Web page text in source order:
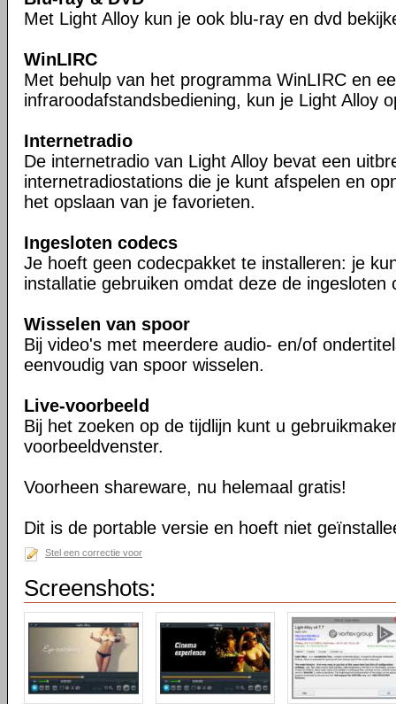
Met Light Alloy kun je ook blu-ray en dvd
WinLIRC
Met behulp van het programma WinLIRC en
infraroodafstandsbediening, kun je Light Alloy
Internetradio
De internetradio van Light Alloy bevat een
internetradiostations die je kunt afspelen en
het opslaan van je favorieten.
Ingesloten codecs
Je hoeft geen codecpakket te installeren: je
installatie gebruiken omdat deze de ingesloten
Wisselen van spoor
Bij video's met meerdere audio- en/of
eenvoudig van spoor wisselen.
Live-voorbeeld
Bij het zoeken op de tijdlijn kunt u
voorbeeldvenster.
Voorheen shareware, nu helemaal gratis!
Dit is de portable versie en hoeft niet
Stel een correctie voor
Screenshots: